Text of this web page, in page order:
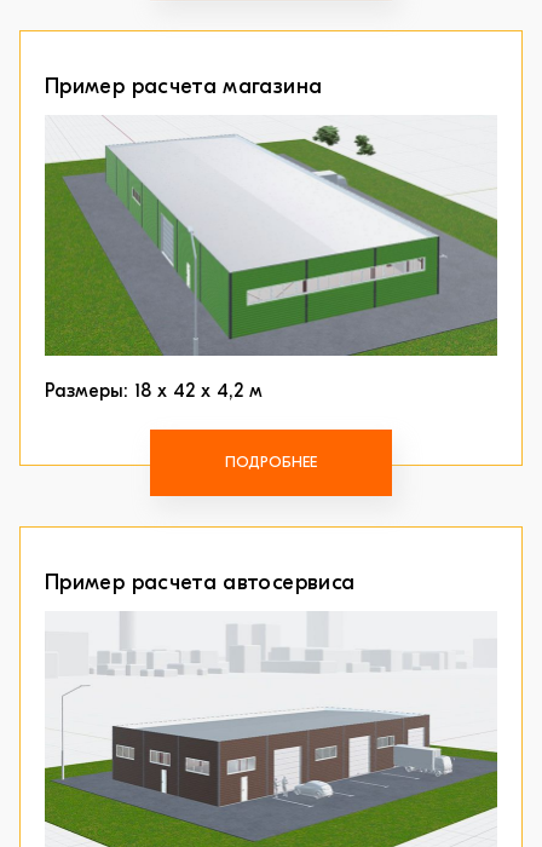
Пример расчета магазина
Размеры: 18 х 42 х 4,2 м
ПОДРОБНЕЕ
Пример расчета автосервиса